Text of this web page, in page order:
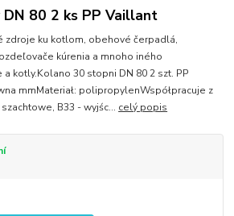
80 2 ks PP Vaillant
zdroje ku kotlom, obehové čerpadlá,
kúrenia a mnoho iného
kotly.Kolano 30 stopni DN 80 2 szt. PP
mmMateriał: polipropylenWspółpracuje z
B33 - wyjśc... celý popis